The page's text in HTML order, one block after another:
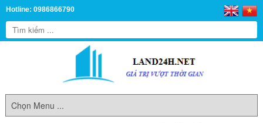
Hotline: 0986866790